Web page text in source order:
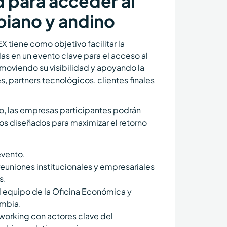
y andino
tiene como objetivo facilitar la
en un evento clave para el acceso al
su visibilidad y apoyando la
partners tecnológicos, clientes finales
las empresas participantes podrán
diseñados para maximizar el retorno
institucionales y empresariales
de la Oficina Económica y
con actores clave del